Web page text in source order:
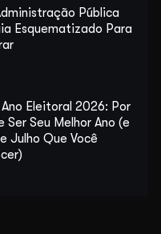
Pública
Esquematizado Para
Eleitoral 2026: Por
Ser Seu Melhor Ano (e
Julho Que Você